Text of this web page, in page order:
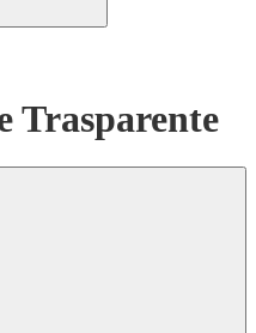
Trasparente